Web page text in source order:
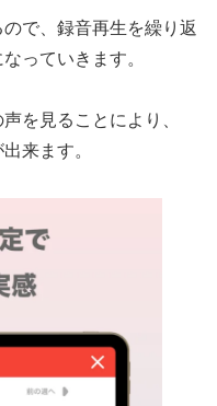
で、録音再生を繰り返
っていきます。
を見ることにより、
来ます。